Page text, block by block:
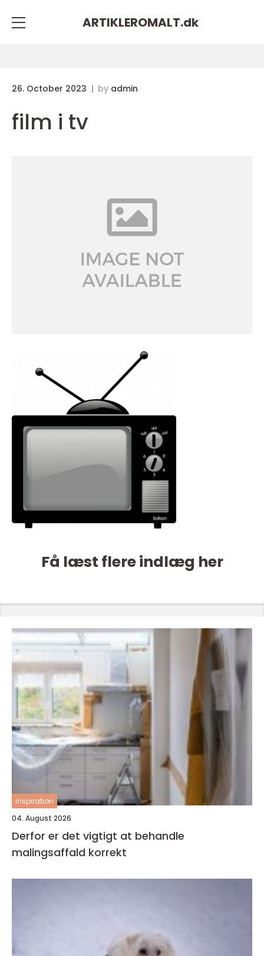
ARTIKLEROMALT.dk
26. October 2023 by admin
film i tv
Få læst flere indlæg her
inspiration
04. August 2026
Derfor er det vigtigt at behandle
malingsaffald korrekt